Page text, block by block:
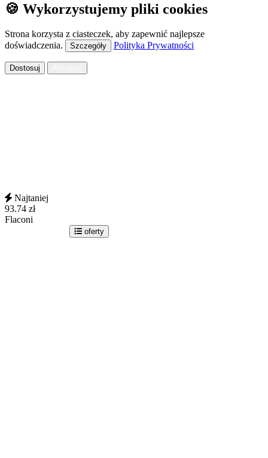
🍪 Wykorzystujemy pliki cookies
Strona korzysta z ciasteczek, aby zapewnić najlepsze
doświadczenia.
Szczegóły Polityka Prywatności
Dostosuj
Najtaniej
93.74 zł
Flaconi
oferty